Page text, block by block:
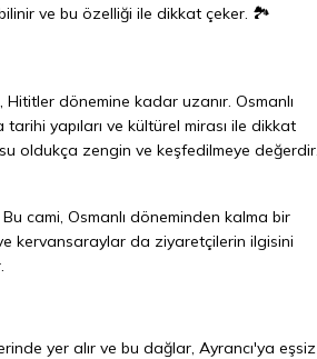
ve bu özelliği ile dikkat çeker. 🏞️
dönemine kadar uzanır. Osmanlı
yapıları ve kültürel mirası ile dikkat
oldukça zengin ve keşfedilmeye değerdir.
cami, Osmanlı döneminden kalma bir
kervansaraylar da ziyaretçilerin ilgisini
yer alır ve bu dağlar, Ayrancı'ya eşsiz